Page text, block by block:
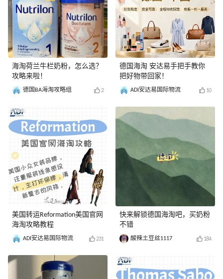
海淘荷兰牛栏奶粉，怎么选？
攻略来啦！
德国BA海淘攻略组 2
美国转运Reformation美国官网
海淘攻略教程
ADI安达易国际物流 231
德国海淘 安达易手把手教你
把好物带回家！
ADI安达易国际物流 10
快来解锁德国海淘吧，买奶粉
不错
酸辣土豆丝1117 184